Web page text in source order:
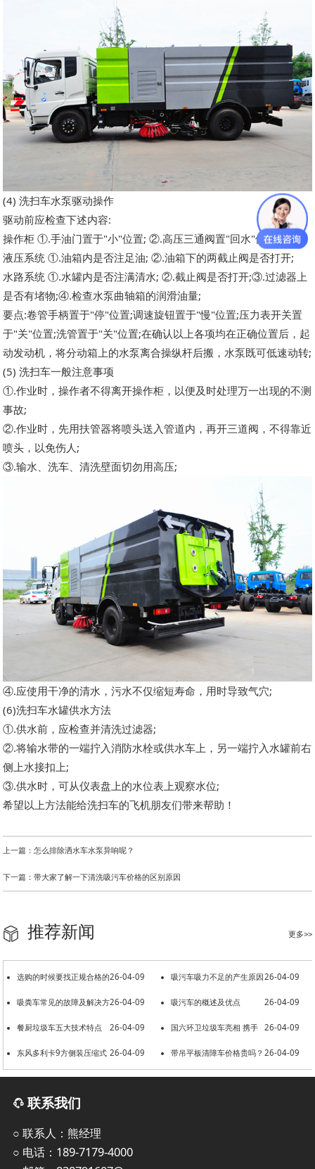
(4) 洗扫车水泵驱动操作
驱动前应检查下述内容:
操作柜 ①.手油门置于"小"位置; ②.高压三通阀置"回水"位置;
液压系统 ①.油箱内是否注足油; ②.油箱下的两截止阀是否打开;
水路系统 ①.水罐内是否注满清水; ②.截止阀是否打开;③.过滤器上
是否有堵物;④.检查水泵曲轴箱的润滑油量;
要点:卷管手柄置于"停"位置;调速旋钮置于"慢"位置;压力表开关置
于"关"位置;洗管置于"关"位置;在确认以上各项均在正确位置后，起
动发动机，将分动箱上的水泵离合操纵杆后搬，水泵既可低速动转;
(5) 洗扫车一般注意事项
①.作业时，操作者不得离开操作柜，以便及时处理万一出现的不测
事故;
②.作业时，先用扶管器将喷头送入管道内，再开三道阀，不得靠近
喷头，以免伤人;
③.输水、洗车、清洗壁面切勿用高压;
④.应使用干净的清水，污水不仅缩短寿命，用时导致气穴;
(6)洗扫车水罐供水方法
①.供水前，应检查并清洗过滤器;
②.将输水带的一端拧入消防水栓或供水车上，另一端拧入水罐前右
侧上水接扣上;
③.供水时，可从仪表盘上的水位表上观察水位;
希望以上方法能给洗扫车的飞机朋友们带来帮助！
上一篇：怎么排除洒水车水泵异响呢？
下一篇：带大家了解一下清洗吸污车价格的区别原因
更多>>
推荐新闻
26-04-09
选购的时候要找正规合格的
洒水车厂家
26-04-09
吸污车吸力不足的产生原因
26-04-09
吸粪车常见的故障及解决方
法
26-04-09
吸污车的概述及优点
26-04-09
餐厨垃圾车五大技术特点 26-04-09
国六环卫垃圾车亮相 携手
共建美好环境
26-04-09
东风多利卡9方侧装压缩式
垃圾车
26-04-09
带吊平板清障车价格贵吗？
联系我们
○ 联系人：熊经理
○ 电话：189-7179-4000